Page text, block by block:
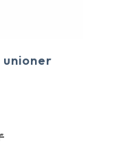
unioner